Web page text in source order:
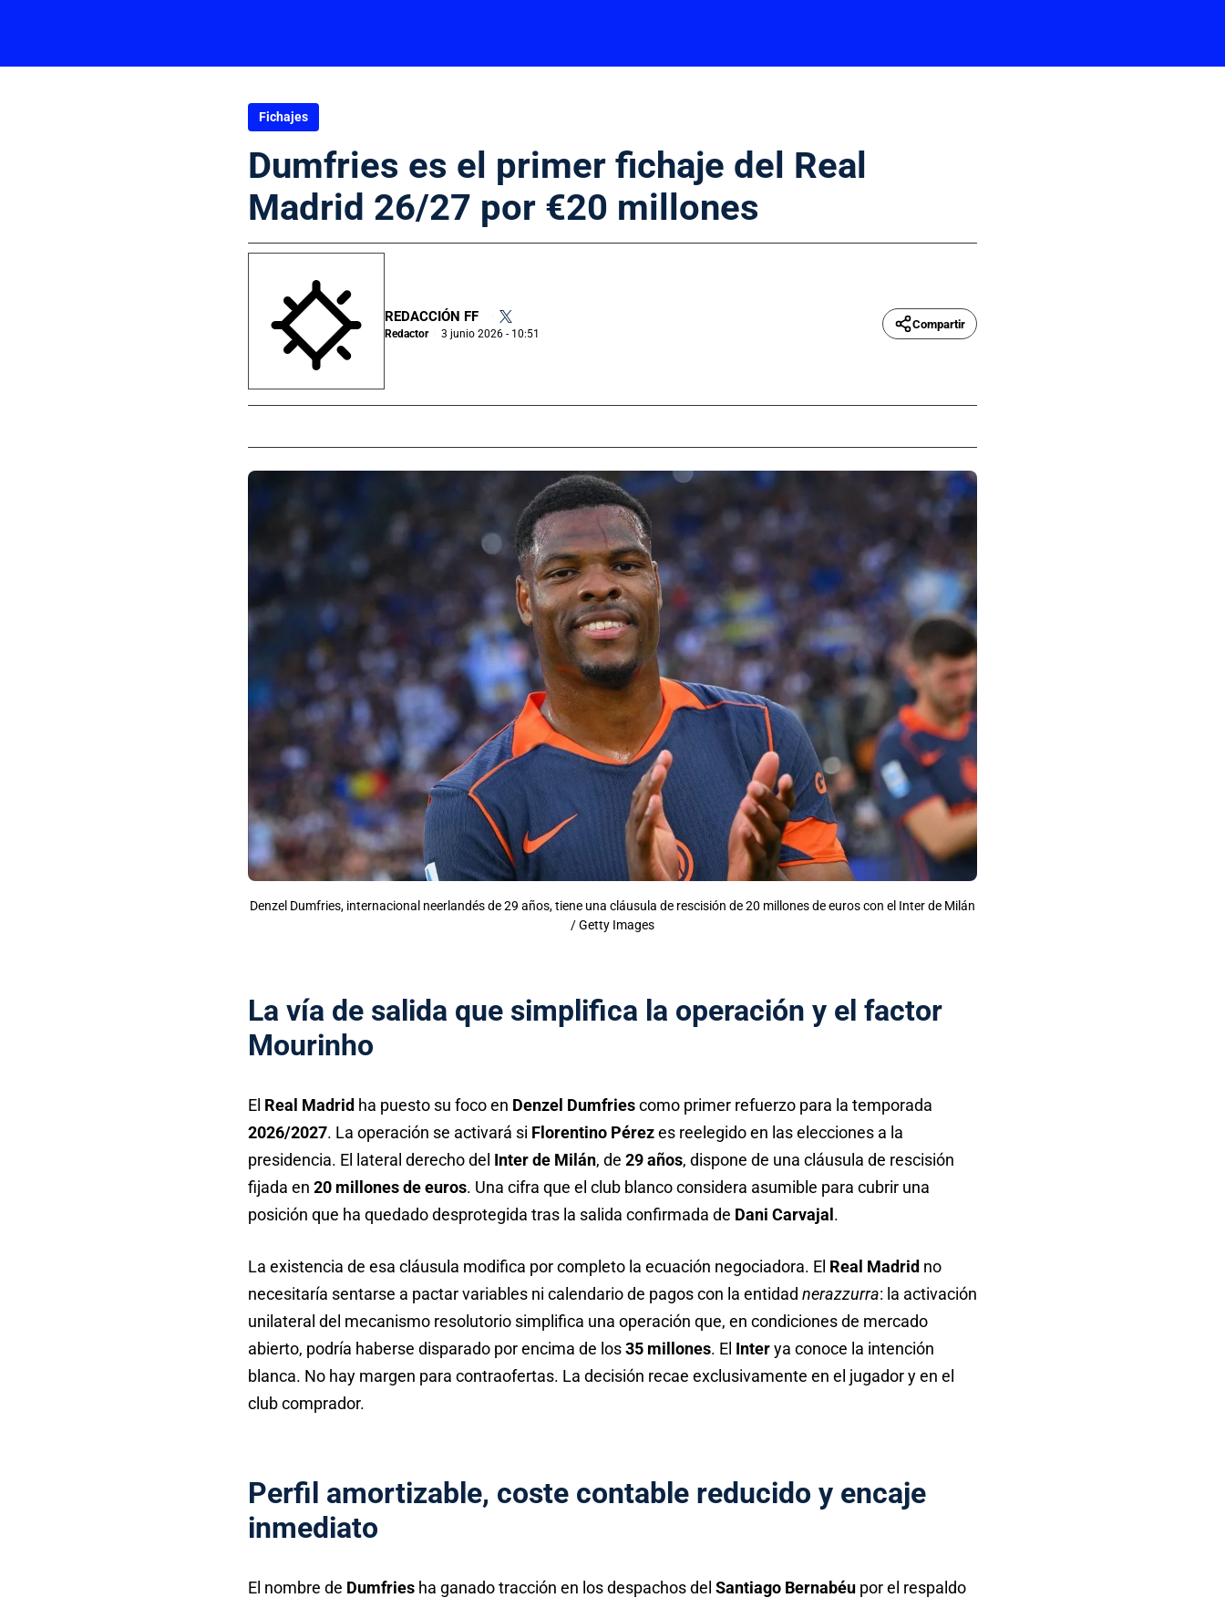
Fichajes
Dumfries es el primer fichaje del Real
Madrid 26/27 por €20 millones
REDACCIÓN FF
Redactor 3 junio 2026 - 10:51
Compartir
Denzel Dumfries, internacional neerlandés de 29 años, tiene una cláusula de rescisión de 20 millones de euros con el Inter de Milán
/ Getty Images
La vía de salida que simplifica la operación y el factor
Mourinho
El Real Madrid ha puesto su foco en Denzel Dumfriescomo primer refuerzo para la temporada
2026/2027. La operación se activará si Florentino Pérezes reelegido en las elecciones a la
presidencia. El lateral derecho del Inter de Milán, de 29 años, dispone de una cláusula de rescisión
fijada en 20 millones de euros. Una cifra que el club blanco considera asumible para cubrir una
posición que ha quedado desprotegida tras la salida confirmada de Dani Carvajal.
La existencia de esa cláusula modifica por completo la ecuación negociadora. El Real Madrid no
necesitaría sentarse a pactar variables ni calendario de pagos con la entidad nerazzurra: la activación
unilateral del mecanismo resolutorio simplifica una operación que, en condiciones de mercado
abierto, podría haberse disparado por encima de los35 millones. El Interya conoce la intención
blanca. No hay margen para contraofertas. La decisión recae exclusivamente en el jugador y en el
club comprador.
Perfil amortizable, coste contable reducido y encaje
inmediato
El nombre de Dumfries ha ganado tracción en los despachos del Santiago Bernabéu por el respaldo